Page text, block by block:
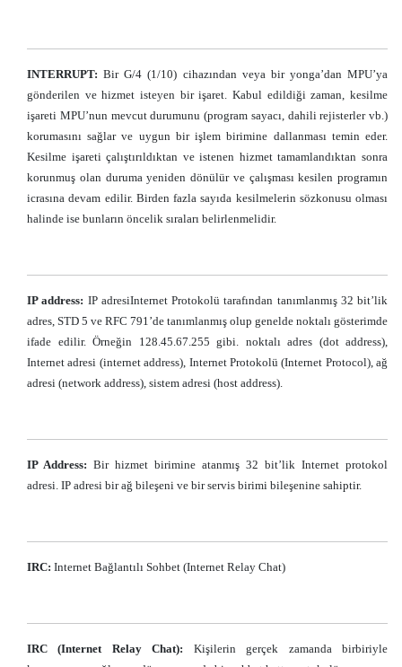
INTERRUPT: Bir G/4 (1/10) cihazından veya bir yonga’dan MPU’ya
gönderilen ve hizmet isteyen bir işaret. Kabul edildiği zaman, kesilme
işareti MPU’nun mevcut durumunu (program sayacı, dahili rejisterler vb.)
korumasını sağlar ve uygun bir işlem birimine dallanması temin eder.
Kesilme işareti çalıştırıldıktan ve istenen hizmet tamamlandıktan sonra
korunmuş olan duruma yeniden dönülür ve çalışması kesilen programın
icrasına devam edilir. Birden fazla sayıda kesilmelerin sözkonusu olması
halinde ise bunların öncelik sıraları belirlenmelidir.
IP address: IP adresiInternet Protokolü tarafından tanımlanmış 32 bit’lik
adres, STD 5 ve RFC 791’de tanımlanmış olup genelde noktalı gösterimde
ifade edilir. Örneğin 128.45.67.255 gibi. noktalı adres (dot address),
Internet adresi (internet address), Internet Protokolü (Internet Protocol), ağ
adresi (network address), sistem adresi (host address).
IP Address: Bir hizmet birimine atanmış 32 bit’lik Internet protokol
adresi. IP adresi bir ağ bileşeni ve bir servis birimi bileşenine sahiptir.
IRC: Internet Bağlantılı Sohbet (Internet Relay Chat)
IRC (Internet Relay Chat): Kişilerin gerçek zamanda birbiriyle